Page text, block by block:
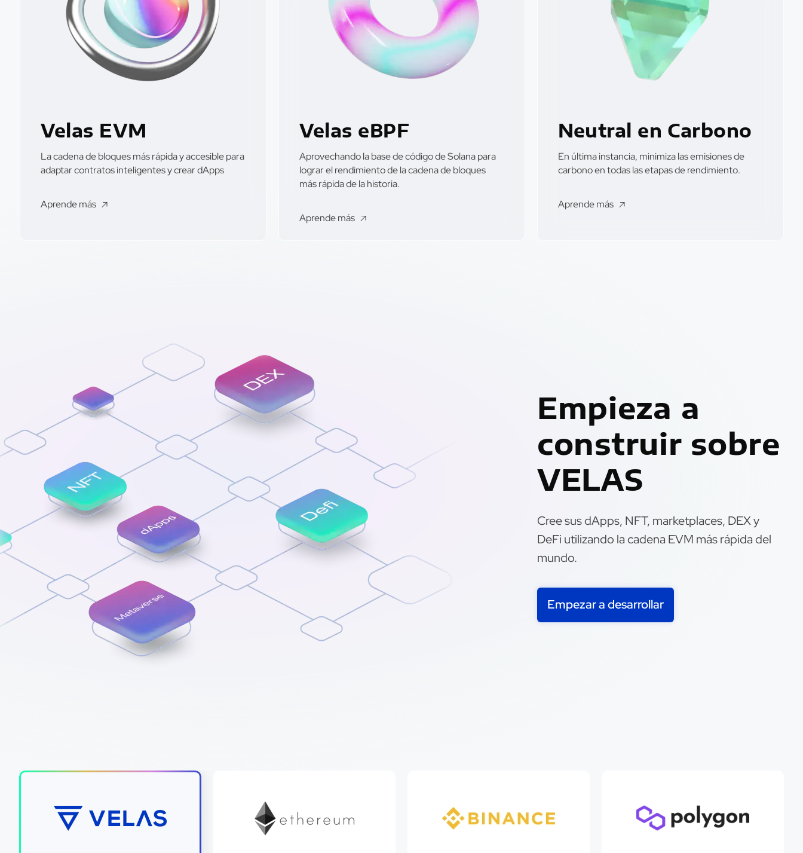
Velas EVM
La cadena de bloques más rápida y accesible para
adaptar contratos inteligentes y crear dApps
Aprende más
Velas eBPF
Aprovechando la base de código de Solana para
lograr el rendimiento de la cadena de bloques
más rápida de la historia.
Aprende más
Neutral en Carbono
En última instancia, minimiza las emisiones de
carbono en todas las etapas de rendimiento.
Aprende más
Empieza a
construir sobre
VELAS
Cree sus dApps, NFT, marketplaces, DEX y
DeFi utilizando la cadena EVM más rápida del
mundo.
Empezar a desarrollar